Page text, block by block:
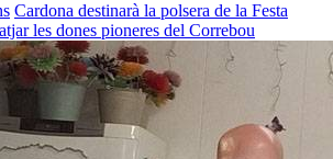
Cardona destinarà la polsera de la Festa
les dones pioneres del Correbou